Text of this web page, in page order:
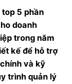
5 phần
doanh
trong năm
kế để hỗ trợ
và kỹ
trình quản lý